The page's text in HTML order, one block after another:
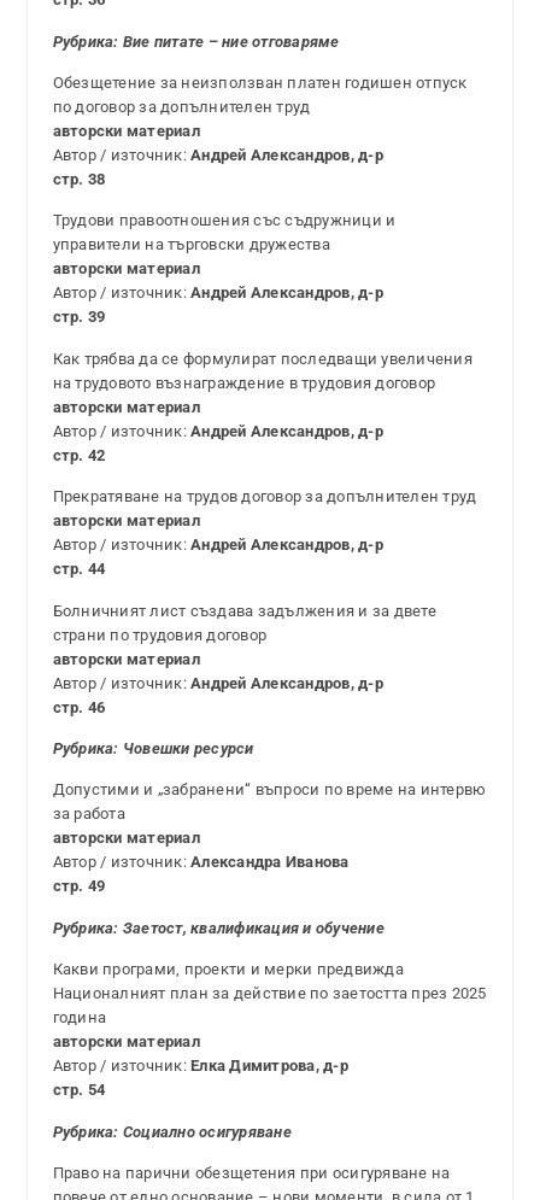
Рубрика: Вие питате – ние отговаряме
Обезщетение за неизползван платен годишен отпуск
по договор за допълнителен труд
авторски материал
Автор / източник:Андрей Александров, д-р
стр. 38
Трудови правоотношения със съдружници и
управители на търговски дружества
авторски материал
Автор / източник:Андрей Александров, д-р
стр. 39
Как трябва да се формулират последващи увеличения
на трудовото възнаграждение в трудовия договор
авторски материал
Автор / източник:Андрей Александров, д-р
стр. 42
Прекратяване на трудов договор за допълнителен труд
авторски материал
Автор / източник:Андрей Александров, д-р
стр. 44
Болничният лист създава задължения и за двете
страни по трудовия договор
авторски материал
Автор / източник:Андрей Александров, д-р
стр. 46
Рубрика: Човешки ресурси
Допустими и „забранени“ въпроси по време на интервю
за работа
авторски материал
Автор / източник:Александра Иванова
стр. 49
Рубрика: Заетост, квалификация и обучение
Какви програми, проекти и мерки предвижда
Националният план за действие по заетостта през 2025
година
авторски материал
Автор / източник:Елка Димитрова, д-р
стр. 54
Рубрика: Социално осигуряване
Право на парични обезщетения при осигуряване на